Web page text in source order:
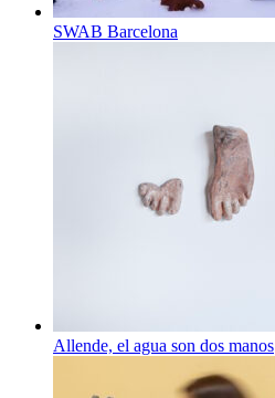
SWAB Barcelona
Allende, el agua son dos manos